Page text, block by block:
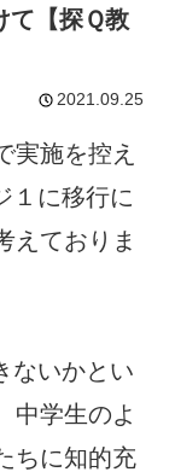
て【探Ｑ教
2021.09.25
実施を控え
１に移行に
えておりま
ないかとい
中学生のよ
ちに知的充